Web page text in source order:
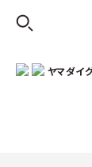
ヤマダイ